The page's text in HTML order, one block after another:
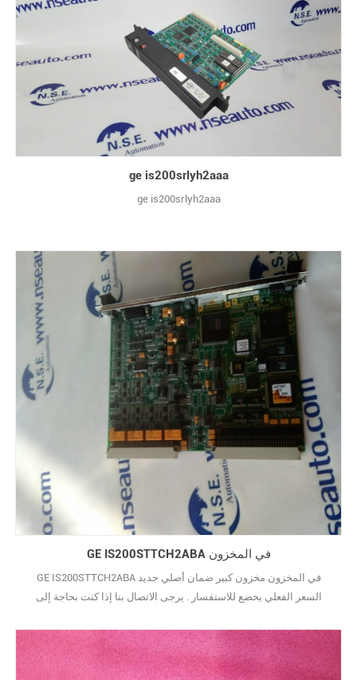
ge is200srlyh2aaa
ge is200srlyh2aaa
GE IS200STTCH2ABA في المخزون
GE IS200STTCH2ABA في المخزون مخزون كبير ضمان أصلي جديد
السعر الفعلي يخضع للاستفسار . يرجى الاتصال بنا إذا كنت بحاجة إلى